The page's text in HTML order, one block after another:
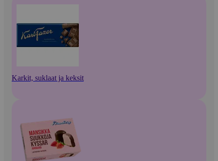
Karkit, suklaat ja keksit